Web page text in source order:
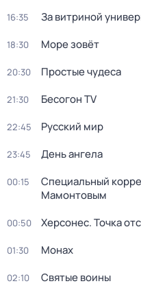
16:35 За витриной
18:30 Море зовёт
20:30 Простые чудеса
21:30 Бесогон TV
22:45 Русский мир
23:45 День ангела
00:15
Специальный
Мамонтовым
00:50 Херсонес. Точка
01:30 Монах
02:10 Святые воины